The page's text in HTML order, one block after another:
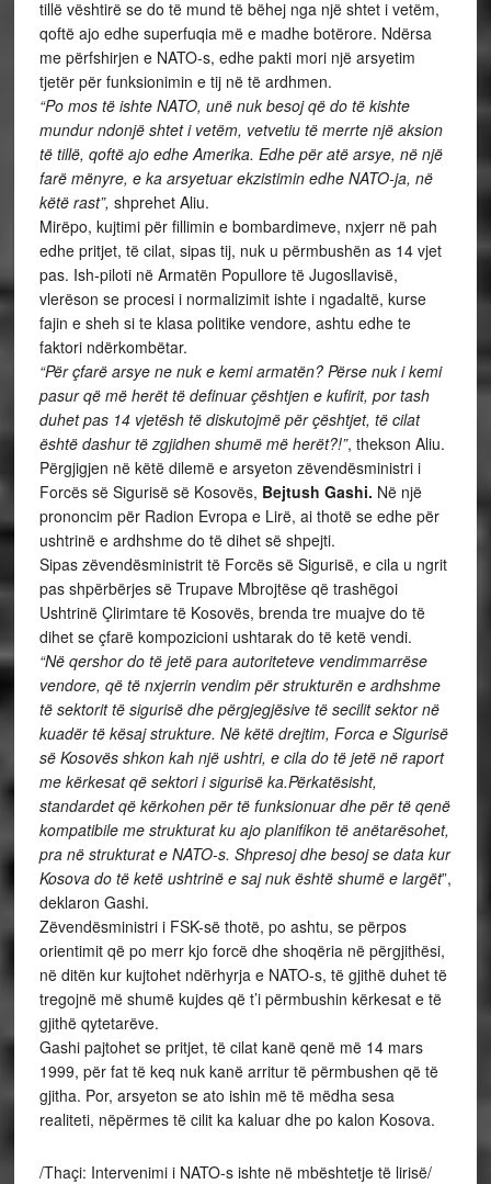
tillë vështirë se do të mund të bëhej nga një shtet i vetëm,
qoftë ajo edhe superfuqia më e madhe botërore. Ndërsa
me përfshirjen e NATO-s, edhe pakti mori një arsyetim
tjetër për funksionimin e tij në të ardhmen.
“Po mos të ishte NATO, unë nuk besoj që do të kishte
mundur ndonjë shtet i vetëm, vetvetiu të merrte një aksion
të tillë, qoftë ajo edhe Amerika. Edhe për atë arsye, në një
farë mënyre, e ka arsyetuar ekzistimin edhe NATO-ja, në
këtë rast”, shprehet Aliu.
Mirëpo, kujtimi për fillimin e bombardimeve, nxjerr në pah
edhe pritjet, të cilat, sipas tij, nuk u përmbushën as 14 vjet
pas. Ish-piloti në Armatën Popullore të Jugosllavisë,
vlerëson se procesi i normalizimit ishte i ngadaltë, kurse
fajin e sheh si te klasa politike vendore, ashtu edhe te
faktori ndërkombëtar.
“Për çfarë arsye ne nuk e kemi armatën? Përse nuk i kemi
pasur që më herët të definuar çështjen e kufirit, por tash
duhet pas 14 vjetësh të diskutojmë për çështjet, të cilat
është dashur të zgjidhen shumë më herët?!”, thekson Aliu.
Përgjigjen në këtë dilemë e arsyeton zëvendësministri i
Forcës së Sigurisë së Kosovës, Bejtush Gashi. Në një
prononcim për Radion Evropa e Lirë, ai thotë se edhe për
ushtrinë e ardhshme do të dihet së shpejti.
Sipas zëvendësministrit të Forcës së Sigurisë, e cila u ngrit
pas shpërbërjes së Trupave Mbrojtëse që trashëgoi
Ushtrinë Çlirimtare të Kosovës, brenda tre muajve do të
dihet se çfarë kompozicioni ushtarak do të ketë vendi.
“Në qershor do të jetë para autoriteteve vendimmarrëse
vendore, që të nxjerrin vendim për strukturën e ardhshme
të sektorit të sigurisë dhe përgjegjësive të secilit sektor në
kuadër të kësaj strukture. Në këtë drejtim, Forca e Sigurisë
së Kosovës shkon kah një ushtri, e cila do të jetë në raport
me kërkesat që sektori i sigurisë ka.Përkatësisht,
standardet që kërkohen për të funksionuar dhe për të qenë
kompatibile me strukturat ku ajo planifikon të anëtarësohet,
pra në strukturat e NATO-s. Shpresoj dhe besoj se data kur
Kosova do të ketë ushtrinë e saj nuk është shumë e largët”,
deklaron Gashi.
Zëvendësministri i FSK-së thotë, po ashtu, se përpos
orientimit që po merr kjo forcë dhe shoqëria në përgjithësi,
në ditën kur kujtohet ndërhyrja e NATO-s, të gjithë duhet të
tregojnë më shumë kujdes që t’i përmbushin kërkesat e të
gjithë qytetarëve.
Gashi pajtohet se pritjet, të cilat kanë qenë më 14 mars
1999, për fat të keq nuk kanë arritur të përmbushen që të
gjitha. Por, arsyeton se ato ishin më të mëdha sesa
realiteti, nëpërmes të cilit ka kaluar dhe po kalon Kosova.
/Thaçi: Intervenimi i NATO-s ishte në mbështetje të lirisë/